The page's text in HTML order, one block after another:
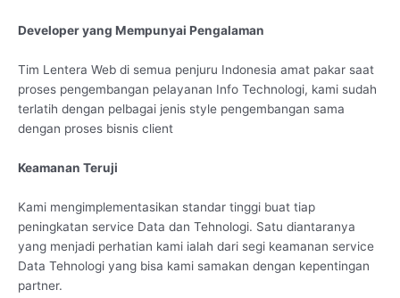
Developer yang Mempunyai Pengalaman
Tim Lentera Web di semua penjuru Indonesia amat pakar saat
proses pengembangan pelayanan Info Technologi, kami sudah
terlatih dengan pelbagai jenis style pengembangan sama
dengan proses bisnis client
Keamanan Teruji
Kami mengimplementasikan standar tinggi buat tiap
peningkatan service Data dan Tehnologi. Satu diantaranya
yang menjadi perhatian kami ialah dari segi keamanan service
Data Tehnologi yang bisa kami samakan dengan kepentingan
partner.